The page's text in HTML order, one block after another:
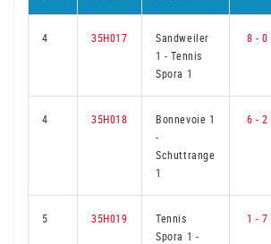
4 35H017
Sandweiler
1-Tennis
Spora 1
8 - 0
4 35H018
Bonnevoie 1
-
Schuttrange
1
6 - 2
5 35H019
Tennis
Spora 1 -
1 - 7